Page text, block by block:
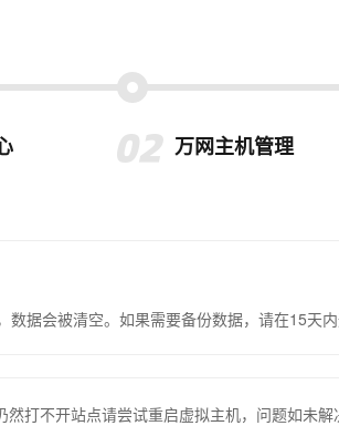
万网主机管理
数据会被清空。如果需要备份数据，请在15天
然打不开站点请尝试重启虚拟主机，问题如未